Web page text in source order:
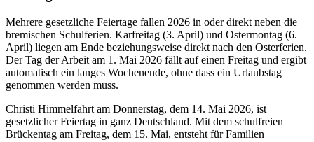
Mehrere gesetzliche Feiertage fallen 2026 in oder direkt neben die
bremischen Schulferien. Karfreitag (3. April) und Ostermontag (6.
April) liegen am Ende beziehungsweise direkt nach den Osterferien.
Der Tag der Arbeit am 1. Mai 2026 fällt auf einen Freitag und ergibt
automatisch ein langes Wochenende, ohne dass ein Urlaubstag
genommen werden muss.
Christi Himmelfahrt am Donnerstag, dem 14. Mai 2026, ist
gesetzlicher Feiertag in ganz Deutschland. Mit dem schulfreien
Brückentag am Freitag, dem 15. Mai, entsteht für Familien